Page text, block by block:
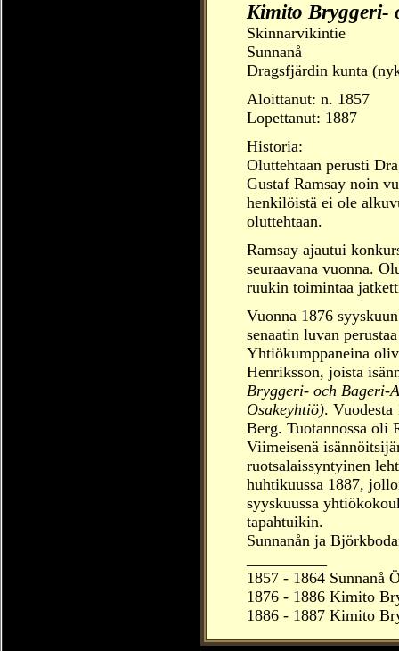
Kimito Bryggeri-
Skinnarvikintie
Sunnanå
Dragsfjärdin kunta
Aloittanut: n. 1857
Lopettanut: 1887
Historia:
Oluttehtaan perusti
Gustaf Ramsay noin
henkilöistä ei ole
oluttehtaan.
Ramsay ajautui
seuraavana vuonna.
ruukin toimintaa
Vuonna 1876
senaatin luvan
Yhtiökumppaneina
Henriksson, joista
Bryggeri- och Bageri-
Osakeyhtiö).
Berg. Tuotannossa oli
Viimeisenä
ruotsalaissyntyinen
huhtikuussa 1887,
syyskuussa
tapahtuikin.
Sunnanån ja
1857 - 1864 Sunnanå
1876 - 1886 Kimito
1886 - 1887 Kimito